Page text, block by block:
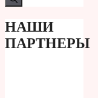
НАШИ
ПАРТНЕРЫ